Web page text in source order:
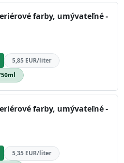
farby, umývateľné -
5,85 EUR/liter
farby, umývateľné -
5,35 EUR/liter